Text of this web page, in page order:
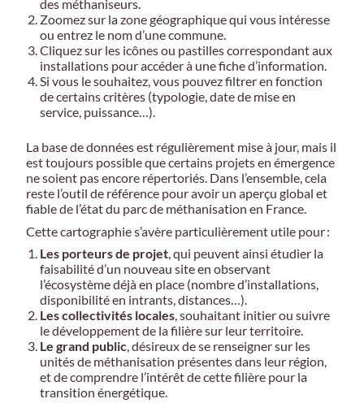
des méthaniseurs.
Zoomez sur la zone géographique qui vous intéresse
ou entrez le nom d’une commune.
Cliquez sur les icônes ou pastilles correspondant aux
installations pour accéder à une fiche d’information.
Si vous le souhaitez, vous pouvez filtrer en fonction
de certains critères (typologie, date de mise en
service, puissance…).
La base de données est régulièrement mise à jour, mais il
est toujours possible que certains projets en émergence
ne soient pas encore répertoriés. Dans l’ensemble, cela
reste l’outil de référence pour avoir un aperçu global et
fiable de l’état du parc de méthanisation en France.
Cette cartographie s’avère particulièrement utile pour :
Les porteurs de projet, qui peuvent ainsi étudier la
faisabilité d’un nouveau site en observant
l’écosystème déjà en place (nombre d’installations,
disponibilité en intrants, distances…).
Les collectivités locales, souhaitant initier ou suivre
le développement de la filière sur leur territoire.
Le grand public, désireux de se renseigner sur les
unités de méthanisation présentes dans leur région,
et de comprendre l’intérêt de cette filière pour la
transition énergétique.